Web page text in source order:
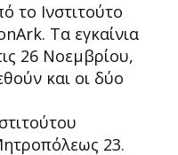
το Ινστιτούτο
Τα εγκαίνια
26 Νοεμβρίου,
και οι δύο
23.